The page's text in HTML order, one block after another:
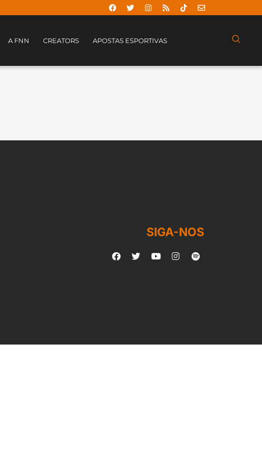
A FNN CREATORS APOSTAS ESPORTIVAS
SIGA-NOS